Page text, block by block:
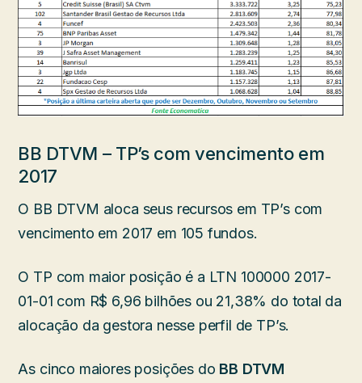
BB DTVM – TP’s com vencimento em
2017
O BB DTVM aloca seus recursos em TP’s com
vencimento em 2017 em 105 fundos.
O TP com maior posição é a LTN 100000 2017-
01-01 com R$ 6,96 bilhões ou 21,38% do total da
alocação da gestora nesse perfil de TP’s.
As cinco maiores posições do BB DTVM